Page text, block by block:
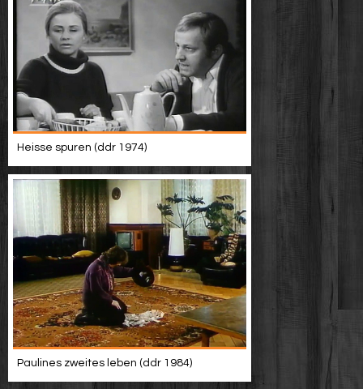
Heisse spuren (ddr 1974)
Paulines zweites leben (ddr 1984)